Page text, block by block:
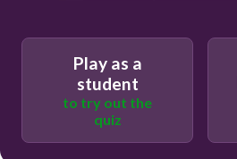
Play as a
student
to try out the
quiz